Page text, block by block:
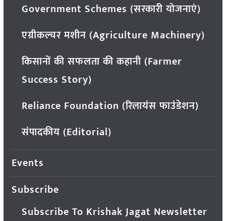
Government Schemes (सरकारी योजनाएं)
एग्रीकल्चर मशीन (Agriculture Machinery)
किसानों की सफलता की कहानी (Farmer
Success Story)
Reliance Foundation (रिलायंस फाउंडेशन)
संपादकीय (Editorial)
Events
Subscribe
Subscribe To Krishak Jagat Newsletter